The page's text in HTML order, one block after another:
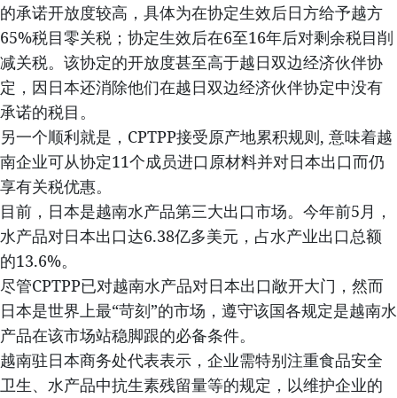
的承诺开放度较高，具体为在协定生效后日方给予越方
65%税目零关税；协定生效后在6至16年后对剩余税目削
减关税。该协定的开放度甚至高于越日双边经济伙伴协
定，因日本还消除他们在越日双边经济伙伴协定中没有
承诺的税目。
另一个顺利就是，CPTPP接受原产地累积规则, 意味着越
南企业可从协定11个成员进口原材料并对日本出口而仍
享有关税优惠。
目前，日本是越南水产品第三大出口市场。今年前5月，
水产品对日本出口达6.38亿多美元，占水产业出口总额
的13.6%。
尽管CPTPP已对越南水产品对日本出口敞开大门，然而
日本是世界上最“苛刻”的市场，遵守该国各规定是越南水
产品在该市场站稳脚跟的必备条件。
越南驻日本商务处代表表示，企业需特别注重食品安全
卫生、水产品中抗生素残留量等的规定，以维护企业的